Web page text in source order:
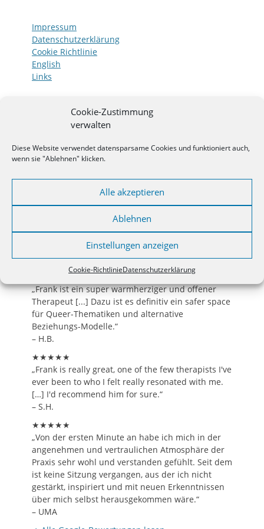
Cookie-Zustimmung
verwalten
Diese Website verwendet datensparsame Cookies und funktioniert auch,
wenn sie "Ablehnen" klicken.
Alle akzeptieren
Ablehnen
Einstellungen anzeigen
Cookie-RichtlinieDatenschutzerklärung
Impressum
Datenschutzerklärung
Cookie Richtlinie
English
Links
Adresse:
Praxis für Psychotherapie in Berlin-Friedrichshain
– queerfreundlich – freie Therapieplätze nach
Vereinbarung.
Bewertungen und Erfahrungen von
Klient*innen:
★★★★★
„Frank ist ein super warmherziger und offener
Therapeut [...] Dazu ist es definitiv ein safer space
für Queer-Thematiken und alternative
Beziehungs-Modelle.“
– H.B.
★★★★★
„Frank is really great, one of the few therapists I've
ever been to who I felt really resonated with me.
[…] I'd recommend him for sure.“
– S.H.
★★★★★
„Von der ersten Minute an habe ich mich in der
angenehmen und vertraulichen Atmosphäre der
Praxis sehr wohl und verstanden gefühlt. Seit dem
ist keine Sitzung vergangen, aus der ich nicht
gestärkt, inspiriert und mit neuen Erkenntnissen
über mich selbst herausgekommen wäre.“
– UMA